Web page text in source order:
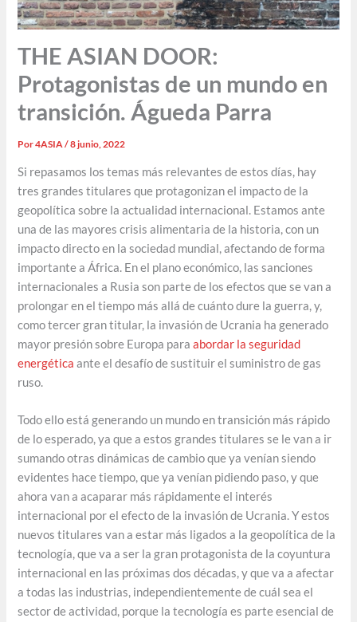
THE ASIAN DOOR:
Protagonistas de un mundo en
transición. Águeda Parra
Por4ASIA/8 junio, 2022
Si repasamos los temas más relevantes de estos días, hay
tres grandes titulares que protagonizan el impacto de la
geopolítica sobre la actualidad internacional. Estamos ante
una de las mayores crisis alimentaria de la historia, con un
impacto directo en la sociedad mundial, afectando de forma
importante a África. En el plano económico, las sanciones
internacionales a Rusia son parte de los efectos que se van a
prolongar en el tiempo más allá de cuánto dure la guerra, y,
como tercer gran titular, la invasión de Ucrania ha generado
mayor presión sobre Europa paraabordar la seguridad
energética ante el desafío de sustituir el suministro de gas
ruso.
Todo ello está generando un mundo en transición más rápido
de lo esperado, ya que a estos grandes titulares se le van a ir
sumando otras dinámicas de cambio que ya venían siendo
evidentes hace tiempo, que ya venían pidiendo paso, y que
ahora van a acaparar más rápidamente el interés
internacional por el efecto de la invasión de Ucrania. Y estos
nuevos titulares van a estar más ligados a la geopolítica de la
tecnología, que va a ser la gran protagonista de la coyuntura
internacional en las próximas dos décadas, y que va a afectar
a todas las industrias, independientemente de cuál sea el
sector de actividad, porque la tecnología es parte esencial de